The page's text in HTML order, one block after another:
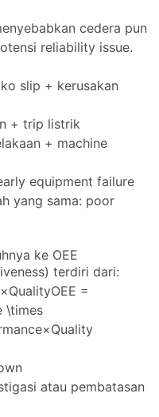
cedera pun
reliability issue.
slip + kerusakan
+ trip listrik
+ machine
equipment failure
yang sama: poor
ke OEE
terdiri dari:
=
\times
atau pembatasan